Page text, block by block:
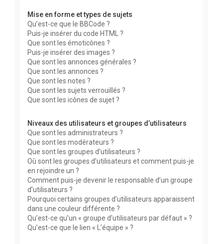
Mise en forme et types de sujets
Qu’est-ce que le BBCode ?
Puis-je insérer du code HTML ?
Que sont les émoticônes ?
Puis-je insérer des images ?
Que sont les annonces générales ?
Que sont les annonces ?
Que sont les notes ?
Que sont les sujets verrouillés ?
Que sont les icônes de sujet ?
Niveaux des utilisateurs et groupes d’utilisateurs
Que sont les administrateurs ?
Que sont les modérateurs ?
Que sont les groupes d’utilisateurs ?
Où sont les groupes d’utilisateurs et comment puis-je
en rejoindre un ?
Comment puis-je devenir le responsable d’un groupe
d’utilisateurs ?
Pourquoi certains groupes d’utilisateurs apparaissent
dans une couleur différente ?
Qu’est-ce qu’un « groupe d’utilisateurs par défaut » ?
Qu’est-ce que le lien « L’équipe » ?